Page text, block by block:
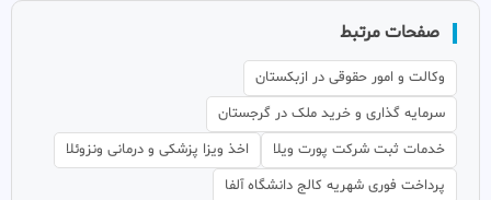
صفحات مرتبط
وکالت و امور حقوقی در ازبکستان
سرمایه گذاری و خرید ملک در گرجستان
خدمات ثبت شرکت پورت ویلا
اخذ ویزا پزشکی و درمانی ونزوئلا
پرداخت فوری شهریه کالج دانشگاه آلفا